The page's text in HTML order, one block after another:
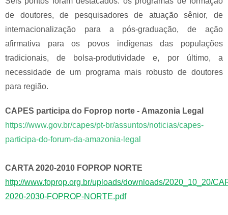
de doutores, de pesquisadores de atuação sênior, de
internacionalização para a pós-graduação, de ação
afirmativa para os povos indígenas das populações
tradicionais, de bolsa-produtividade e, por último, a
necessidade de um programa mais robusto de doutores
para região.
CAPES participa do Foprop norte - Amazonia Legal
https://www.gov.br/capes/pt-br/assuntos/noticias/capes-
participa-do-forum-da-amazonia-legal
CARTA 2020-2010 FOPROP NORTE
http://www.foprop.org.br/uploads/downloads/2020_10_20/
2020-2030-FOPROP-NORTE.pdf